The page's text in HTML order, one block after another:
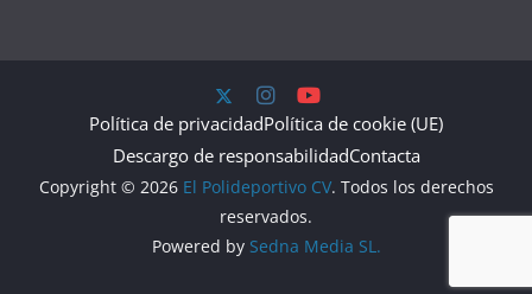
Política de privacidadPolítica de cookie (UE)
Descargo de responsabilidadContacta
Copyright © 2026 El Polideportivo CV. Todos los derechos
reservados.
Powered by Sedna Media SL.